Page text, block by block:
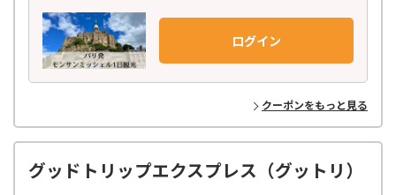
ログイン
クーポンをもっと見る
グッドトリップエクスプレス（グットリ）